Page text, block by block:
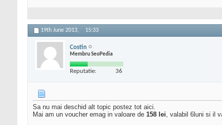
19th June 2013, 15:33
Costin
Membru SeoPedia
Reputatie: 36
Sa nu mai deschid alt topic postez tot aici.
Mai am un voucher emag in valoare de 158 lei, valabil 6luni si il